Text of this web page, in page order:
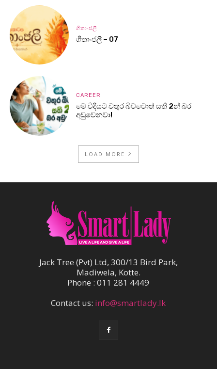
ගීතාංජලී
ගීතාංජලී – 07
CAREER
මේ විදියට වතුර බිව්වොත් සති 2න් බර
අඩුවෙනවා!
LOAD MORE
Jack Tree (Pvt) Ltd, 300/13 Bird Park,
Madiwela, Kotte.
Phone : 011 281 4449
Contact us: info@smartlady.lk